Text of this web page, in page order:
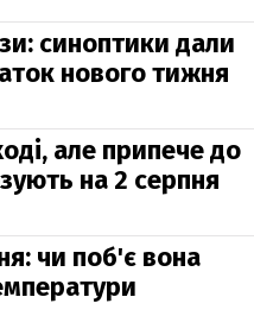
синоптики дали
нового тижня
але припече до
на 2 серпня
чи поб'є вона